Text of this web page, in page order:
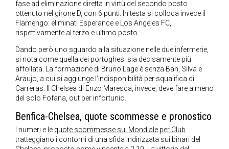
fase ad eliminazione diretta in virtù del secondo posto
ottenuto nel girone D, con 6 punti. In testa si colloca invece il
Flamengo: eliminati Esperance e Los Angeles FC,
rispettivamente al terzo e ultimo posto.
Dando però uno sguardo alla situazione nelle due infermerie,
si nota come quella dei portoghesi sia decisamente più
affollata. La formazione di Bruno Lage è senza Bah, Silva e
Araujo, a cui si aggiunge l’indisponibilità per squalifica di
Carreras. Il Chelsea di Enzo Maresca, invece, deve fare a meno
del solo Fofana, out per infortunio.
Benfica-Chelsea, quote scommesse e pronostico
I numeri e le quote scommesse sul Mondiale per Club
tratteggiano i contorni di una sfida indirizzata sui binari del